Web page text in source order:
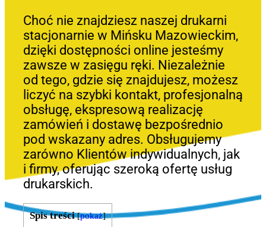
Choć nie znajdziesz naszej drukarni
stacjonarnie w Mińsku Mazowieckim,
dzięki dostępności online jesteśmy
zawsze w zasięgu ręki. Niezależnie
od tego, gdzie się znajdujesz, możesz
liczyć na szybki kontakt, profesjonalną
obsługę, ekspresową realizację
zamówień i dostawę bezpośrednio
pod wskazany adres. Obsługujemy
zarówno Klientów indywidualnych, jak
i firmy, oferując szeroką ofertę usług
drukarskich.
Spis treści [pokaż]